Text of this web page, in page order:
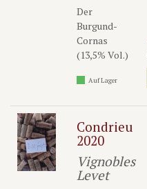
Der
Burgund-
Cornas
(13,5% Vol.)
Auf Lager
Condrieu
2020
Vignobles
Levet